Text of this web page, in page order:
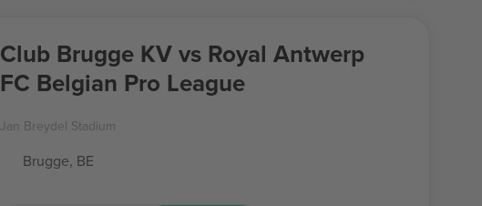
Club Brugge KV vs Royal Antwerp
FC Belgian Pro League
Jan Breydel Stadium
Brugge, BE